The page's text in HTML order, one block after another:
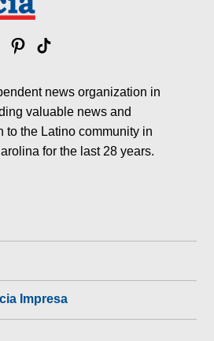
Pinterest
Tik
news organization in
valuable news and
to the Latino community in
for the last 28 years.
Impresa